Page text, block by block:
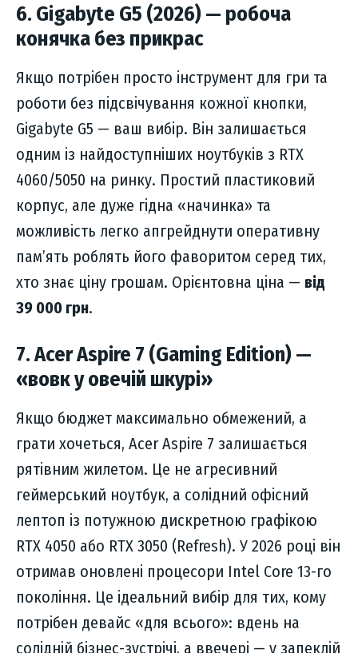
6. Gigabyte G5 (2026) — робоча
конячка без прикрас
Якщо потрібен просто інструмент для гри та
роботи без підсвічування кожної кнопки,
Gigabyte G5 — ваш вибір. Він залишається
одним із найдоступніших ноутбуків з RTX
4060/5050 на ринку. Простий пластиковий
корпус, але дуже гідна «начинка» та
можливість легко апгрейднути оперативну
пам’ять роблять його фаворитом серед тих,
хто знає ціну грошам. Орієнтовна ціна — від
39 000 грн.
7. Acer Aspire 7 (Gaming Edition) —
«вовк у овечій шкурі»
Якщо бюджет максимально обмежений, а
грати хочеться, Acer Aspire 7 залишається
рятівним жилетом. Це не агресивний
геймерський ноутбук, а солідний офісний
лептоп із потужною дискретною графікою
RTX 4050 або RTX 3050 (Refresh). У 2026 році він
отримав оновлені процесори Intel Core 13-го
покоління. Це ідеальний вибір для тих, кому
потрібен девайс «для всього»: вдень на
солідній бізнес-зустрічі, а ввечері — у запеклій